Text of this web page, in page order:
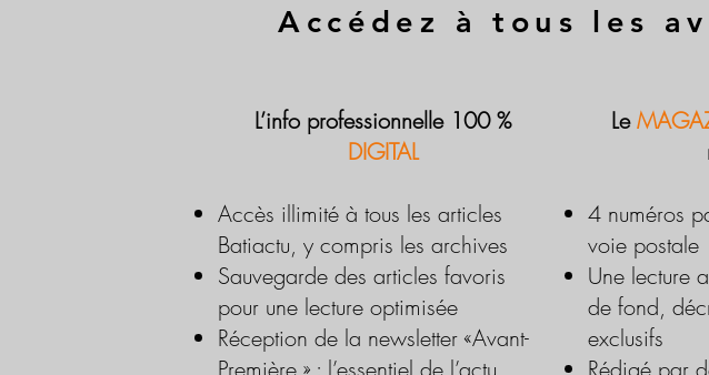
Accédez à tous les
L’info professionnelle 100 %
DIGITAL
Accès illimité à tous les articles
Batiactu, y compris les archives
Sauvegarde des articles favoris
pour une lecture optimisée
Réception de la newsletter «Avant-
Première » : l’essentiel de l’actu
Le
4 numéros
voie postale
Une lecture
de fond,
exclusifs
Rédigé par